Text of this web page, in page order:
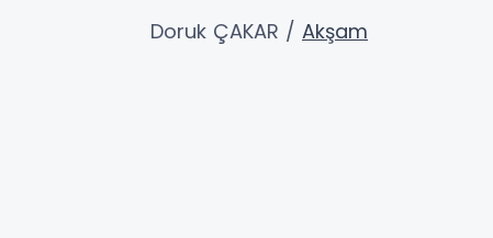
Doruk ÇAKAR / Akşam